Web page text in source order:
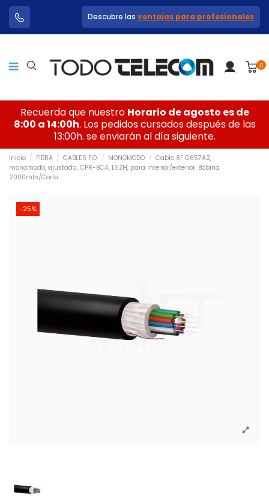
Descubre las ventajas para profesionales
0
Recuerda que nuestro Horario de agosto es de
8:00 a 14:00h. Los pedidos cursados después de las
13:00h. se enviarán al día siguiente.
Inicio FIBRA CABLES F.O. MONOMODO
Cable 8F G657A2,
monomodo, ajustada, CPR-BCA, LSZH, para interior/exterior. Bobina
2000mts/Corte
-25%